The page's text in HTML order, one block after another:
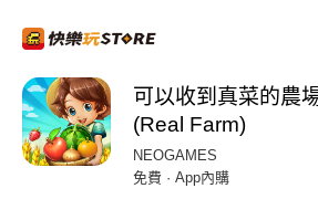
可以收到真菜的農
(Real Farm)
NEOGAMES
免費 · App內購